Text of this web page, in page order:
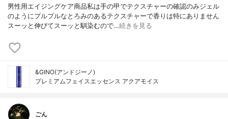
男性用エイジングケア商品私は手の甲でテクスチャーの確認のみジェル
のようにプルプルなとろみのあるテクスチャーで香りは特にありません
スーッと伸びてスーッと馴染むので…続きを見る
&GINO(アンドジーノ)
プレミアムフェイスエッセンス アクアモイス
ごん